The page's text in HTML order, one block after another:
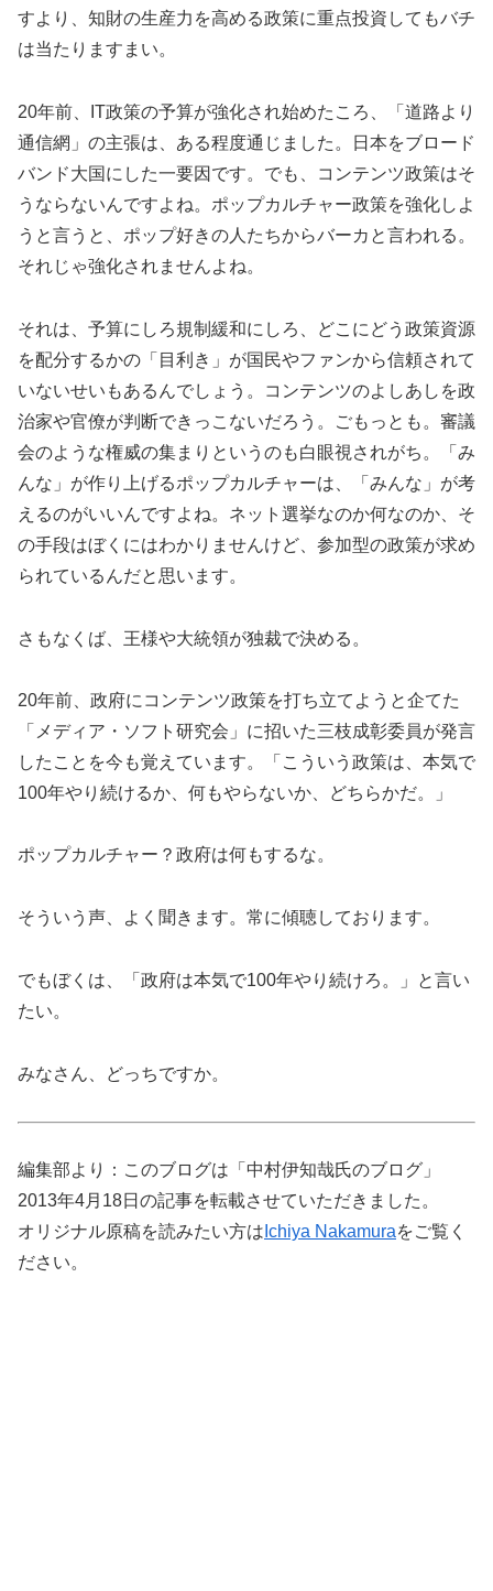
すより、知財の生産力を高める政策に重点投資してもバチ
は当たりますまい。
20年前、IT政策の予算が強化され始めたころ、「道路より
通信網」の主張は、ある程度通じました。日本をブロード
バンド大国にした一要因です。でも、コンテンツ政策はそ
うならないんですよね。ポップカルチャー政策を強化しよ
うと言うと、ポップ好きの人たちからバーカと言われる。
それじゃ強化されませんよね。
それは、予算にしろ規制緩和にしろ、どこにどう政策資源
を配分するかの「目利き」が国民やファンから信頼されて
いないせいもあるんでしょう。コンテンツのよしあしを政
治家や官僚が判断できっこないだろう。ごもっとも。審議
会のような権威の集まりというのも白眼視されがち。「み
んな」が作り上げるポップカルチャーは、「みんな」が考
えるのがいいんですよね。ネット選挙なのか何なのか、そ
の手段はぼくにはわかりませんけど、参加型の政策が求め
られているんだと思います。
さもなくば、王様や大統領が独裁で決める。
20年前、政府にコンテンツ政策を打ち立てようと企てた
「メディア・ソフト研究会」に招いた三枝成彰委員が発言
したことを今も覚えています。「こういう政策は、本気で
100年やり続けるか、何もやらないか、どちらかだ。」
ポップカルチャー？政府は何もするな。
そういう声、よく聞きます。常に傾聴しております。
でもぼくは、「政府は本気で100年やり続けろ。」と言い
たい。
みなさん、どっちですか。
編集部より：このブログは「中村伊知哉氏のブログ」
2013年4月18日の記事を転載させていただきました。
オリジナル原稿を読みたい方は Ichiya Nakamuraをご覧く
ださい。